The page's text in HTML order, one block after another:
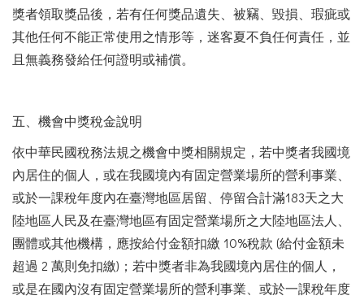
獎者領取獎品後，若有任何獎品遺失、被竊、毀損、瑕疵或
其他任何不能正常使用之情形等，迷客夏不負任何責任，並
且無義務發給任何證明或補償。
五、機會中獎稅金說明
依中華民國稅務法規之機會中獎相關規定，若中獎者我國境
內居住的個人，或在我國境內有固定營業場所的營利事業、
或於一課稅年度內在臺灣地區居留、停留合計滿183天之大
陸地區人民及在臺灣地區有固定營業場所之大陸地區法人、
團體或其他機構，應按給付金額扣繳 10%稅款 (給付金額未
超過 2 萬則免扣繳)；若中獎者非為我國境內居住的個人，
或是在國內沒有固定營業場所的營利事業、或於一課稅年度